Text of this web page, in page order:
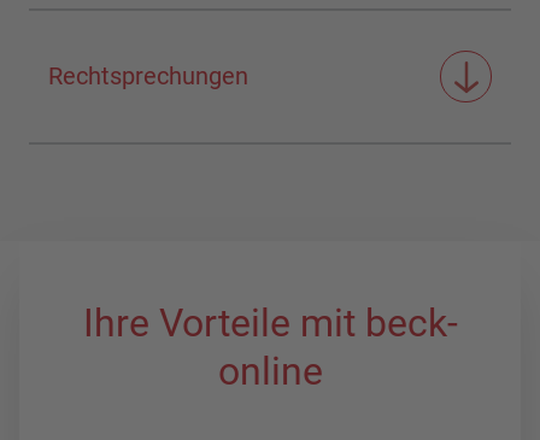
Rechtsprechungen
Ihre Vorteile mit beck-
online